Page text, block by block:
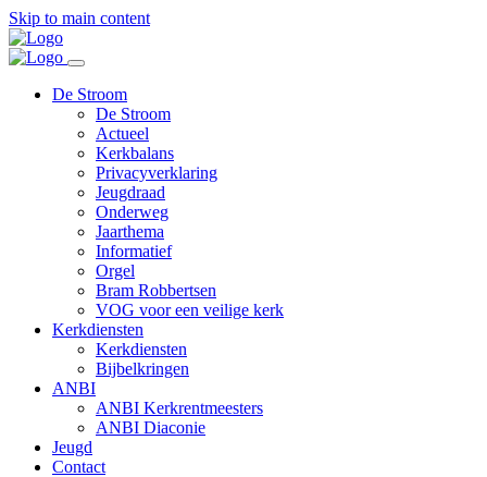
Skip to main content
De Stroom
De Stroom
Actueel
Kerkbalans
Privacyverklaring
Jeugdraad
Onderweg
Jaarthema
Informatief
Orgel
Bram Robbertsen
VOG voor een veilige kerk
Kerkdiensten
Kerkdiensten
Bijbelkringen
ANBI
ANBI Kerkrentmeesters
ANBI Diaconie
Jeugd
Contact